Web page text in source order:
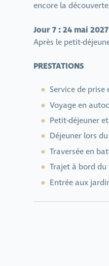
encore la
Jour 7 : 24 mai
Après le petit-
PRESTATIONS
Service de
Voyage en
Petit-déjeuner
Déjeuner lors
Traversée en
Trajet à bord
Entrée aux